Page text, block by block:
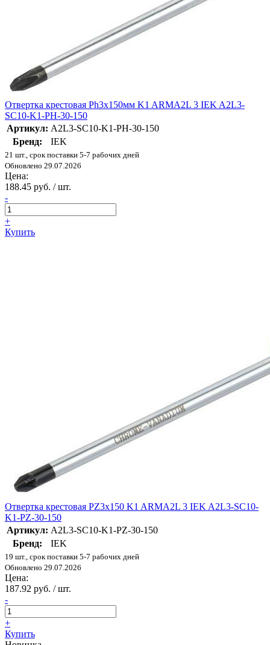
Отвертка крестовая Ph3х150мм K1 ARMA2L 3 IEK A2L3-
SC10-K1-PH-30-150
Артикул: A2L3-SC10-K1-PH-30-150
Бренд:
IEK
21 шт., срок поставки 5-7 рабочих дней
Обновлено 29.07.2026
Цена:
188.45 руб. / шт.
-
+
Купить
Отвертка крестовая PZ3х150 K1 ARMA2L 3 IEK A2L3-SC10-
K1-PZ-30-150
Артикул: A2L3-SC10-K1-PZ-30-150
Бренд:
IEK
19 шт., срок поставки 5-7 рабочих дней
Обновлено 29.07.2026
Цена:
187.92 руб. / шт.
-
+
Купить